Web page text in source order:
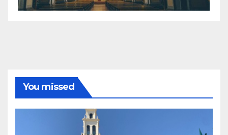
You missed